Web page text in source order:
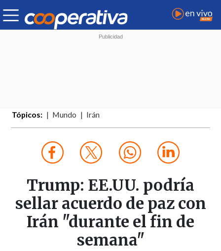
Tópicos: Mundo Irán
Trump: EE.UU. podría
sellar acuerdo de paz con
Irán "durante el fin de
semana"